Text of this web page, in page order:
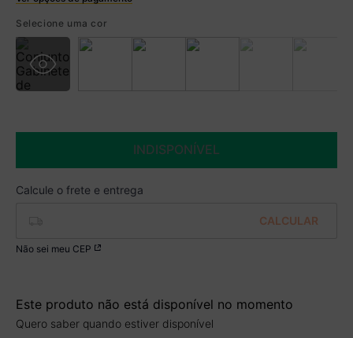
R$ 569,99 à vista no Boleto
( 5% de desconto)
Você economiza
Selecione uma cor
INDISPONÍVEL
Não sei meu CEP
Este produto não está disponível no momento
Quero saber quando estiver disponível